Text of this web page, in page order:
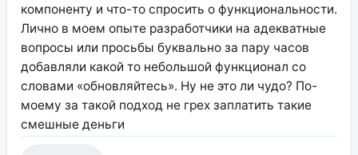
компоненту и что-то спросить о функциональности.
Лично в моем опыте разработчики на адекватные
вопросы или просьбы буквально за пару часов
добавляли какой то небольшой функционал со
словами «обновляйтесь». Ну не это ли чудо? По-
моему за такой подход не грех заплатить такие
смешные деньги